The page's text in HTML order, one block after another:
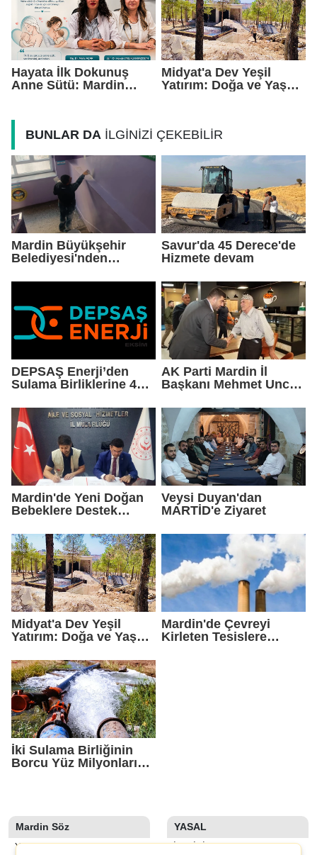
Hayata İlk Dokunuş
Anne Sütü: Mardin
Midyat'a Dev Yeşil
Yatırım: Doğa ve Yaşam
BUNLAR DA İLGİNİZİ ÇEKEBİLİR
Mardin Büyükşehir
Belediyesi'nden
Savur'da 45 Derece'de
Hizmete devam
DEPSAŞ Enerji’den
Sulama Birliklerine 48
AK Parti Mardin İl
Başkanı Mehmet Uncu:
Geleceğimizi
Korumaktır"
Mardin'de Yeni Doğan
Bebeklere Destek
Veysi Duyan'dan
MARTİD'e Ziyaret
Midyat'a Dev Yeşil
Yatırım: Doğa ve Yaşam
Mardin'de Çevreyi
Kirleten Tesislere
İki Sulama Birliğinin
Borcu Yüz Milyonları
Mardin Söz
YAZARLAR
YASAL
İLETIŞIM